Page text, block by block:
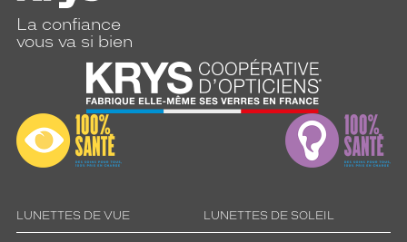
La confiance
vous va si bien
LUNETTES DE VUE LUNETTES DE SOLEIL